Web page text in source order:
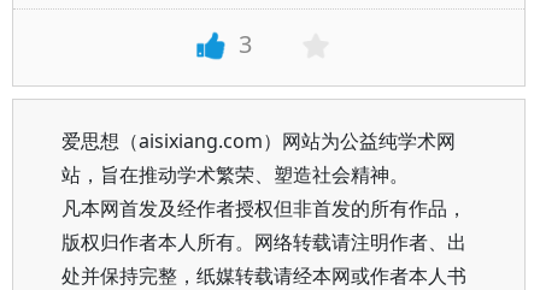
3
爱思想（aisixiang.com）网站为公益纯学术网
站，旨在推动学术繁荣、塑造社会精神。
凡本网首发及经作者授权但非首发的所有作品，
版权归作者本人所有。网络转载请注明作者、出
处并保持完整，纸媒转载请经本网或作者本人书